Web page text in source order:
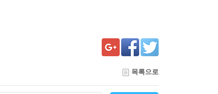
목록으로